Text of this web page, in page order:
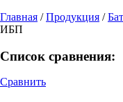
Главная /Продукция /
ИБП
Список сравнения:
Сравнить